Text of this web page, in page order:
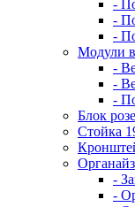
-
-
-
Модули
-
-
-
Блок
Стойка
-
-